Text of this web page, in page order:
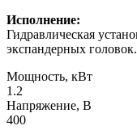
Исполнение:
Гидравлическая
экспандерных головок.
Мощность, кВт
1.2
Напряжение, В
400